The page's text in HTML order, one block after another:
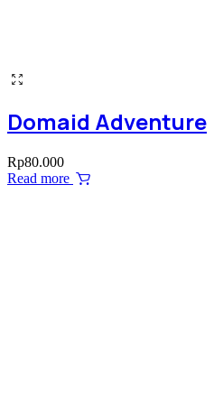
Domaid Adventure
Rp80.000
Read more